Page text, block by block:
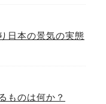
日本の景気の実態
ものは何か？